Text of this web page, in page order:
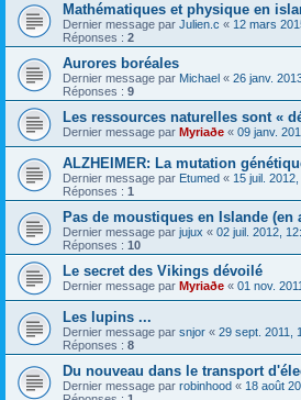
Mathématiques et physique en
Dernier message par Julien.c « 12 mars
Réponses : 2
Aurores boréales
Dernier message par Michael « 26 janv.
Réponses : 9
Les ressources naturelles sont «
Dernier message par Myriaðe « 09 janv.
ALZHEIMER: La mutation
Dernier message par Etumed « 15 juil.
Réponses : 1
Pas de moustiques en Islande (en
Dernier message par jujux « 02 juil. 2012,
Réponses : 10
Le secret des Vikings dévoilé
Dernier message par Myriaðe « 01 nov.
Les lupins ...
Dernier message par snjor « 29 sept. 2011,
Réponses : 8
Du nouveau dans le transport
Dernier message par robinhood « 18 août